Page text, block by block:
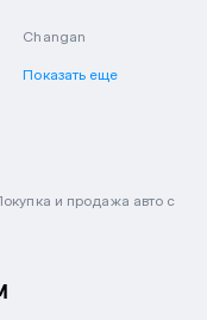
Changan
Показать еще
и продажа авто с